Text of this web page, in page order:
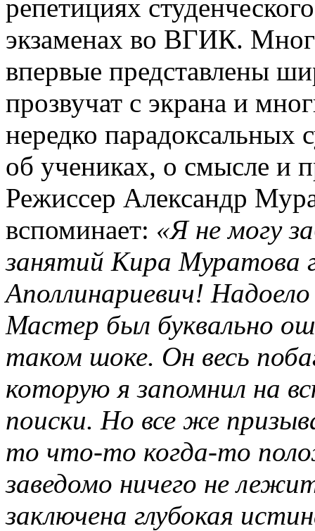
репетициях
экзаменах во ВГИК.
впервые представлены
прозвучат с экрана и
нередко парадоксальных
об учениках, о смысле и
Режиссер Александр
вспоминает: «Я не могу
занятий Кира Муратова
Аполлинариевич!
Мастер был буквально
таком шоке. Он весь
которую я запомнил на
поиски. Но все же
то что-то когда-то
заведомо ничего не
заключена глубокая